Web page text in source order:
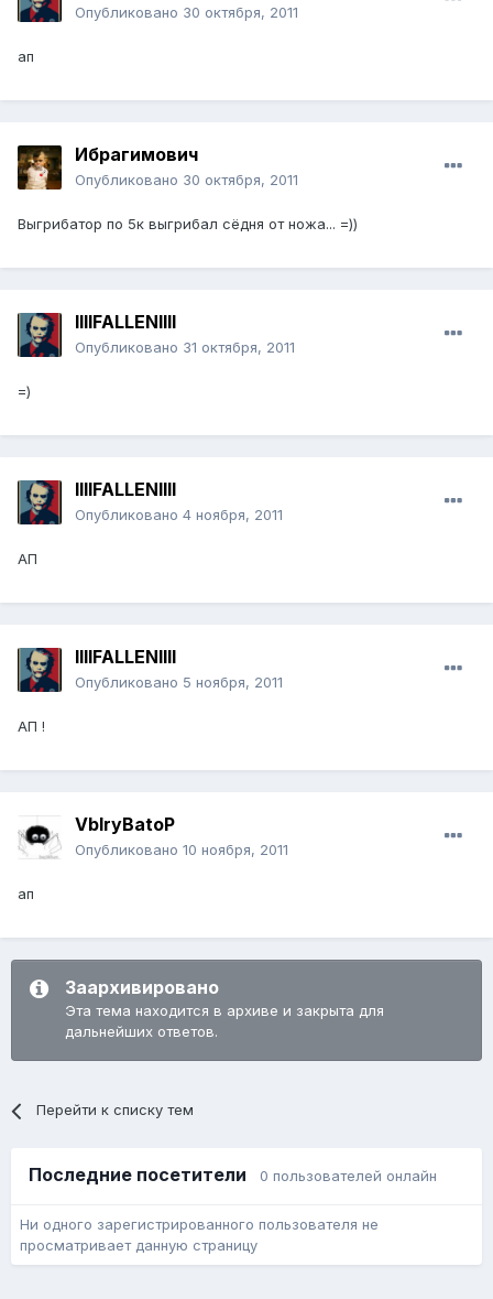
Опубликовано 30 октября, 2011
ап
Ибрагимович
Опубликовано 30 октября, 2011
Выгрибатор по 5к выгрибал сёдня от ножа... =))
llllFALLENllll
Опубликовано 31 октября, 2011
=)
llllFALLENllll
Опубликовано 4 ноября, 2011
АП
llllFALLENllll
Опубликовано 5 ноября, 2011
АП !
VbIryBatoP
Опубликовано 10 ноября, 2011
ап
Заархивировано
Эта тема находится в архиве и закрыта для
дальнейших ответов.
Перейти к списку тем
Последние посетители 0 пользователей онлайн
Ни одного зарегистрированного пользователя не
просматривает данную страницу